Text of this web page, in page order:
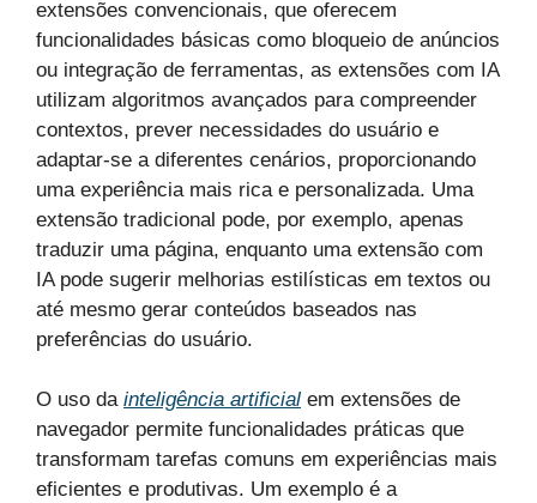
extensões convencionais, que oferecem
funcionalidades básicas como bloqueio de anúncios
ou integração de ferramentas, as extensões com IA
utilizam algoritmos avançados para compreender
contextos, prever necessidades do usuário e
adaptar-se a diferentes cenários, proporcionando
uma experiência mais rica e personalizada. Uma
extensão tradicional pode, por exemplo, apenas
traduzir uma página, enquanto uma extensão com
IA pode sugerir melhorias estilísticas em textos ou
até mesmo gerar conteúdos baseados nas
preferências do usuário.
O uso da inteligência artificial em extensões de
navegador permite funcionalidades práticas que
transformam tarefas comuns em experiências mais
eficientes e produtivas. Um exemplo é a